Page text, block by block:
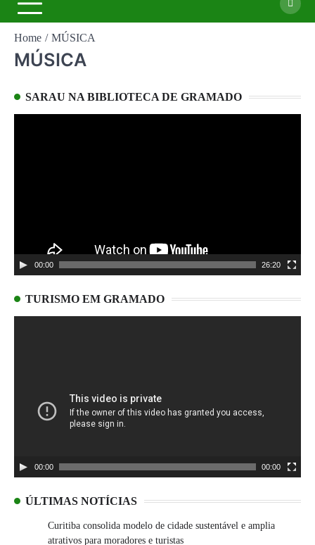
Home MÚSICA
MÚSICA
SARAU NA BIBLIOTECA DE GRAMADO
00:00 26:20
TURISMO EM GRAMADO
00:00 00:00
ÚLTIMAS NOTÍCIAS
Curitiba consolida modelo de cidade sustentável e amplia
atrativos para moradores e turistas